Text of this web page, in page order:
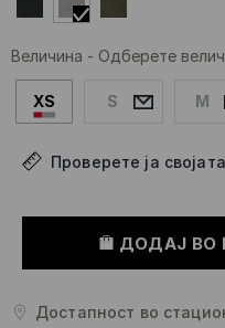
Величина - Одберете
XS S M
Проверете ја
ДОДАЈ ВО
Достапност во